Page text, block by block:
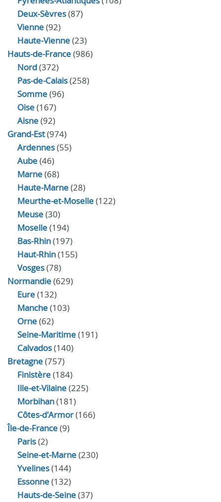
Deux-Sèvres(87)
Vienne(92)
Haute-Vienne(23)
Hauts-de-France(986)
Nord(372)
Pas-de-Calais(258)
Somme(96)
Oise(167)
Aisne(92)
Grand-Est(974)
Ardennes(55)
Aube(46)
Marne(68)
Haute-Marne(28)
Meurthe-et-Moselle(122)
Meuse(30)
Moselle(194)
Bas-Rhin(197)
Haut-Rhin(155)
Vosges(78)
Normandie(629)
Eure(132)
Manche(103)
Orne(62)
Seine-Maritime(191)
Calvados(140)
Bretagne(757)
Finistère(184)
Ille-et-Vilaine(225)
Morbihan(181)
Côtes-d'Armor(166)
Île-de-France(9)
Paris(2)
Seine-et-Marne(230)
Yvelines(144)
Essonne(132)
Hauts-de-Seine(37)